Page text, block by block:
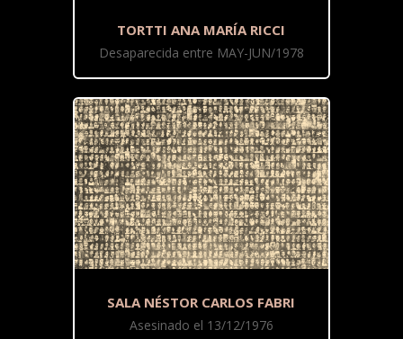
TORTTI ANA MARÍA RICCI
Desaparecida entre MAY-JUN/1978
SALA NÉSTOR CARLOS FABRI
Asesinado el 13/12/1976